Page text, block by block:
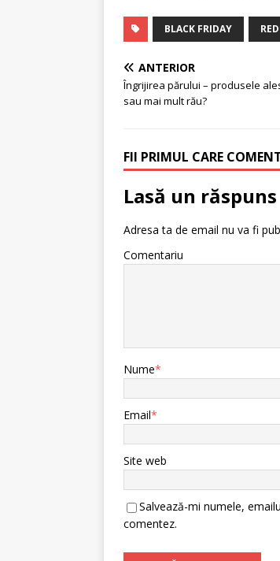
BLACK FRIDAY
ANTERIOR
Îngrijirea părului – produsele
sau mai mult rău?
FII PRIMUL CARE
Lasă un răspuns
Adresa ta de email nu va fi
Comentariu
Nume*
Email*
Site web
Salvează-mi numele,
comentez.